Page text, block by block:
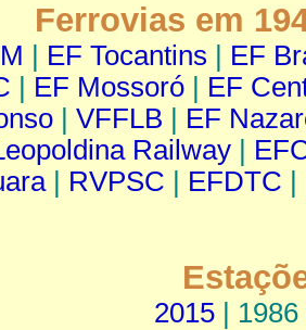
Ferrovias em
EF Tocantins
EF
EF Mossoró| EF
VFFLB
EF
Railway|
| RVPSC EFDTC
2015 |